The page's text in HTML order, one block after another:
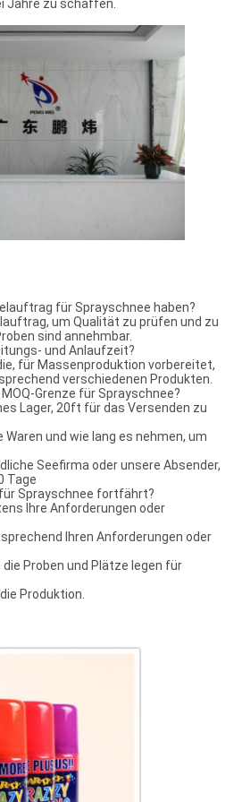
Jahre zu schaffen.
für Sprayschnee haben?
um Qualität zu prüfen und zu
sind annehmbar.
und Anlaufzeit?
für Massenproduktion vorbereitet,
verschiedenen Produkten.
Grenze für Sprayschnee?
Lager, 20ft für das Versenden zu
Waren und wie lang es nehmen, um
Seefirma oder unsere Absender,
Tage
Sprayschnee fortfährt?
Ihre Anforderungen oder
Ihren Anforderungen oder
Proben und Plätze legen für
Produktion.